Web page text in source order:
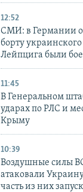
12:52
СМИ: в Германии
борту
Лейпцига были
11:45
В Генеральном
ударах по РЛС и
Крыму
10:39
Воздушные силы
атаковали
часть из них